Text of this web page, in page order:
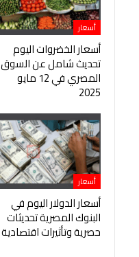
أسعار
أسعار الخضروات اليوم
تحديث شامل عن السوق
المصري في 12 مايو
2025
أسعار
أسعار الدولار اليوم في
البنوك المصرية تحديثات
حصرية وتأثيرات اقتصادية